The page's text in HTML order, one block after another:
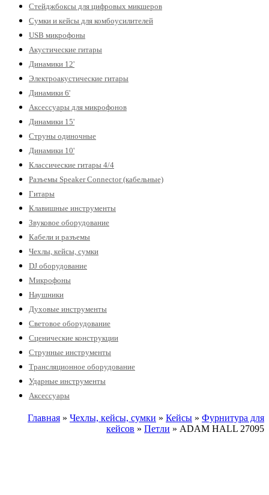
Стейджбоксы для цифровых микшеров
Сумки и кейсы для комбоусилителей
USB микрофоны
Акустические гитары
Динамики 12'
Электроакустические гитары
Динамики 6'
Аксессуары для микрофонов
Динамики 15'
Струны одиночные
Динамики 10'
Классические гитары 4/4
Разъемы Speaker Connector (кабельные)
Гитары
Клавишные инструменты
Звуковое оборудование
Кабели и разъемы
Чехлы, кейсы, сумки
DJ оборудование
Микрофоны
Наушники
Духовые инструменты
Световое оборудование
Сценические конструкции
Струнные инструменты
Трансляционное оборудование
Ударные инструменты
Аксессуары
Главная » Чехлы, кейсы, сумки » Кейсы » Фурнитура для
кейсов » Петли » ADAM HALL 27095